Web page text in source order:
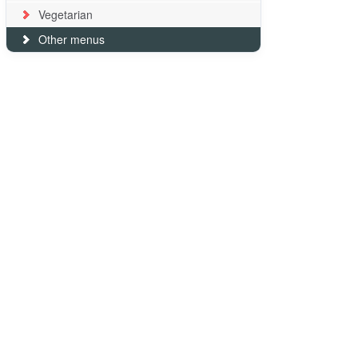
Vegetarian
Other menus